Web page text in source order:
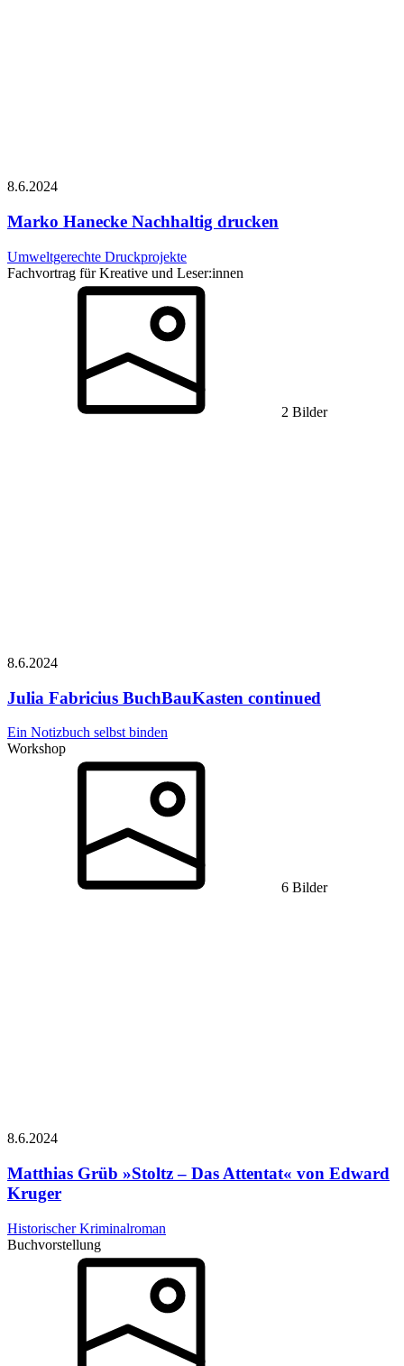
8.6.2024
Marko Hanecke Nachhaltig drucken
Umweltgerechte Druckprojekte
Fachvortrag für Kreative und Leser:innen
2 Bilder
8.6.2024
Julia Fabricius BuchBauKasten continued
Ein Notizbuch selbst binden
Workshop
6 Bilder
8.6.2024
Matthias Grüb »Stoltz – Das Attentat« von Edward
Kruger
Historischer Kriminalroman
Buchvorstellung